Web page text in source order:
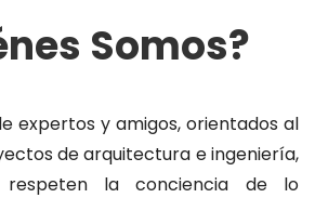
Somos?
expertos y amigos, orientados al
de arquitectura e ingeniería,
la conciencia de lo